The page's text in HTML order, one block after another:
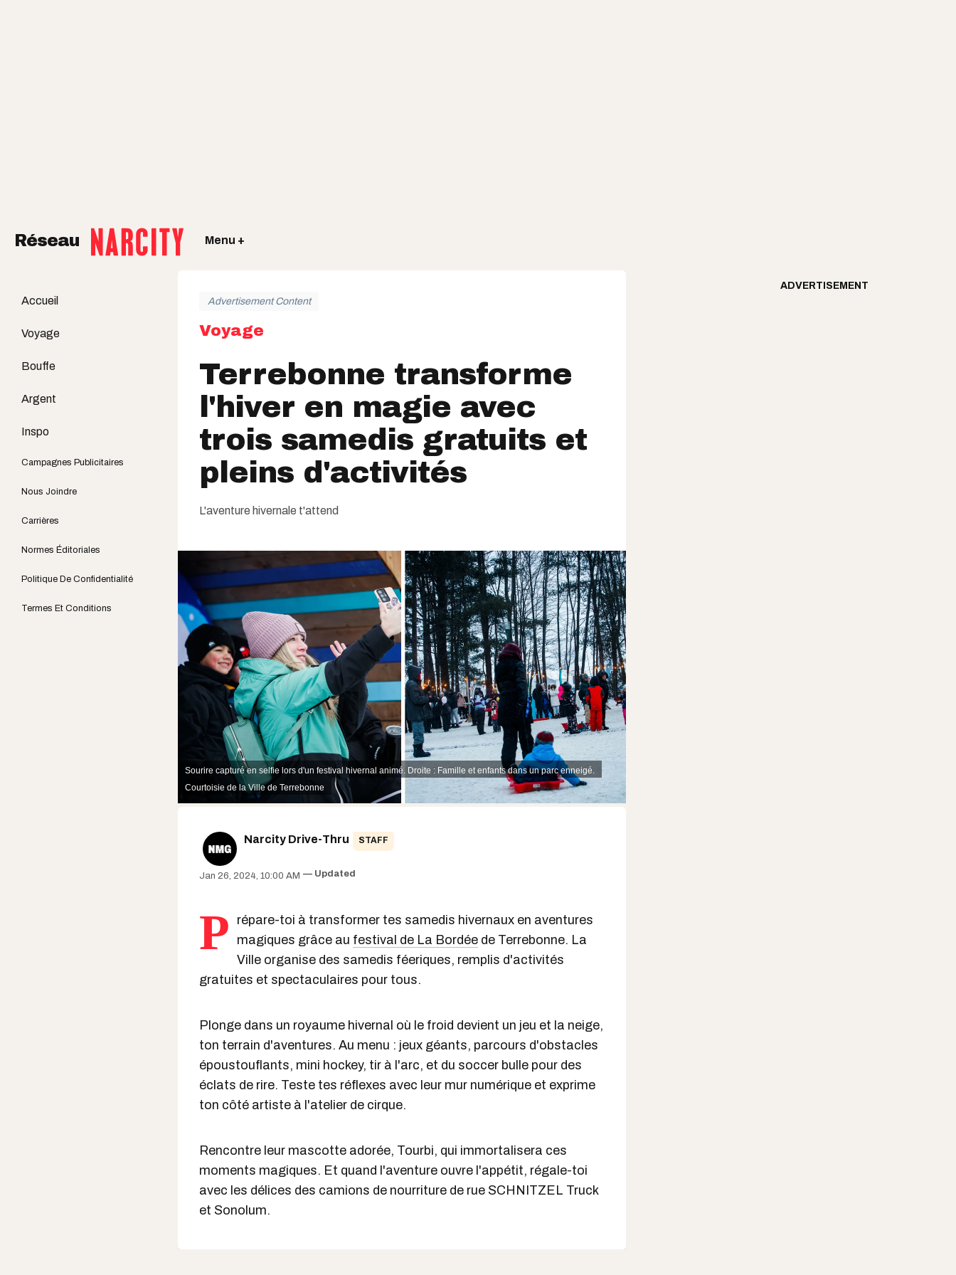
Réseau Menu +
Accueil
Voyage
Bouffe
Argent
Inspo
Campagnes Publicitaires
Nous Joindre
Carrières
Normes Éditoriales
Politique De Confidentialité
Termes Et Conditions
Advertisement Content
Voyage
Terrebonne transforme
l'hiver en magie avec
trois samedis gratuits et
pleins d'activités
L'aventure hivernale t'attend
Sourire capturé en selfie lors d'un festival hivernal animé. Droite : Famille et enfants dans un parc enneigé.
Courtoisie de laVille de Terrebonne
Narcity Drive-Thru STAFF
Jan 26, 2024, 10:00 AM Updated
P
répare-toi à transformer tes samedis hivernaux en aventures
magiques grâce au festival de La Bordée de Terrebonne. La
Ville organise des samedis féeriques, remplis d'activités
gratuites et spectaculaires pour tous.
Plonge dans un royaume hivernal où le froid devient un jeu et la neige,
ton terrain d'aventures. Au menu : jeux géants, parcours d'obstacles
époustouflants, mini hockey, tir à l'arc, et du soccer bulle pour des
éclats de rire. Teste tes réflexes avec leur mur numérique et exprime
ton côté artiste à l'atelier de cirque.
Rencontre leur mascotte adorée, Tourbi, qui immortalisera ces
moments magiques. Et quand l'aventure ouvre l'appétit, régale-toi
avec les délices des camions de nourriture de rue SCHNITZEL Truck
et Sonolum.
ADVERTISEMENT